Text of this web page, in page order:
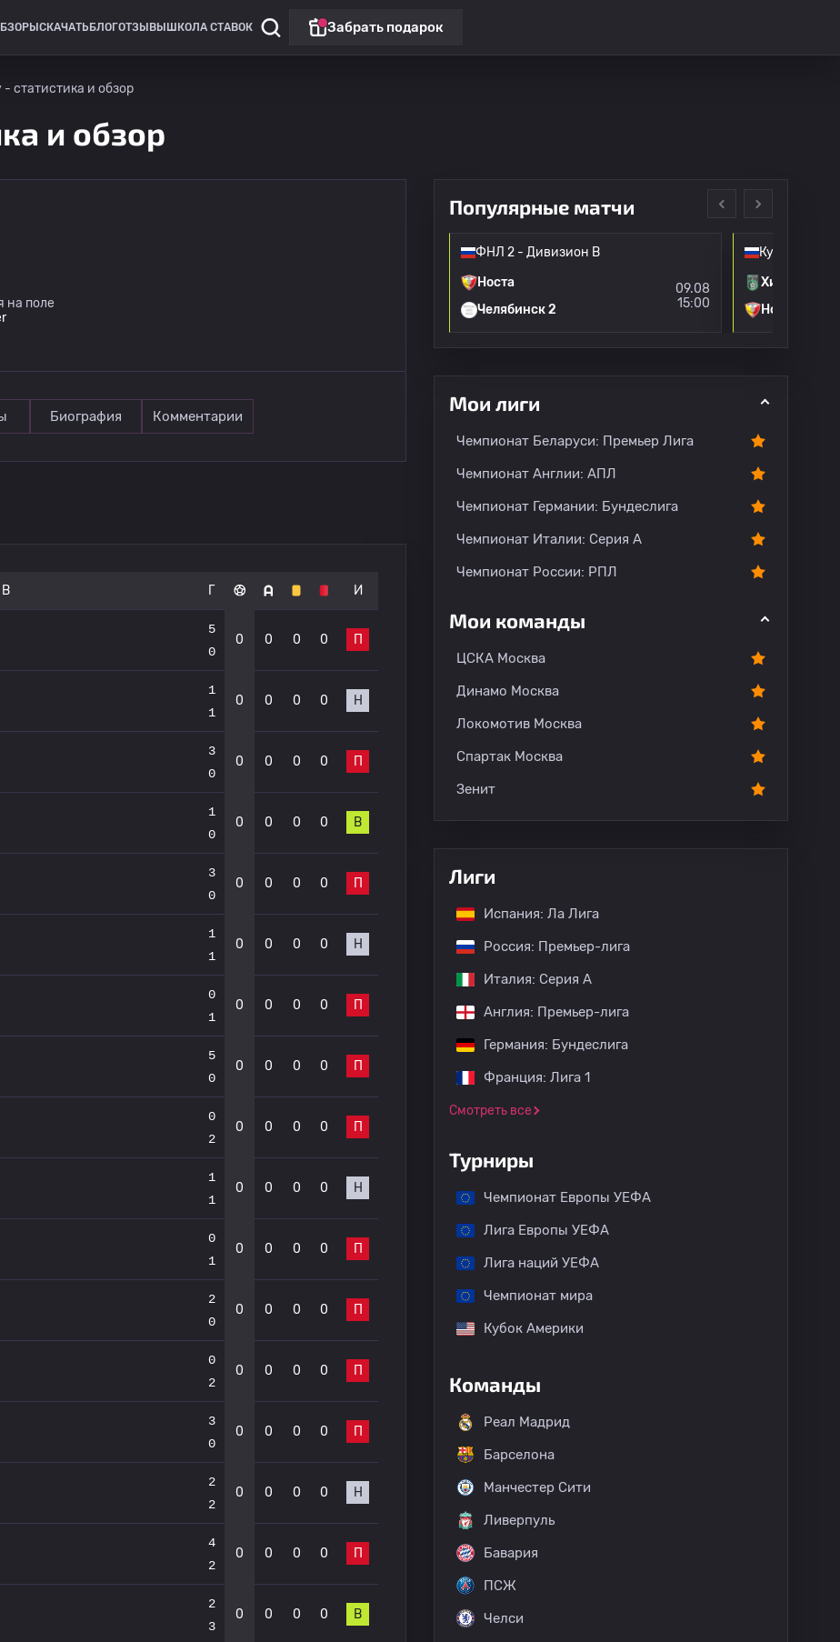
СКАЧАТЬ БЛОГОТЗЫВЫ ШКОЛА СТАВОК Забрать подарок
- статистика и обзор
и обзор
на поле
Биография Комментарии
Г И
5
0
0 0 0 0 П
1
1
0 0 0 0 Н
3
0
0 0 0 0 П
1
0
0 0 0 0 В
3
0
0 0 0 0 П
1
1
0 0 0 0 Н
0
1
0 0 0 0 П
5
0
0 0 0 0 П
0
2
0 0 0 0 П
1
1
0 0 0 0 Н
0
1
0 0 0 0 П
2
0
0 0 0 0 П
0
2
0 0 0 0 П
3
0
0 0 0 0 П
2
2
0 0 0 0 Н
4
2
0 0 0 0 П
2
3
0 0 0 0 В
Популярные матчи
ФНЛ 2 - Дивизион B
Носта
Челябинск 2
09.08
15:00
Кубок
Химик
Носта
Мои лиги
Чемпионат Беларуси: Премьер Лига
Чемпионат Англии: АПЛ
Чемпионат Германии: Бундеслига
Чемпионат Италии: Серия А
Чемпионат России: РПЛ
Мои команды
ЦСКА Москва
Динамо Москва
Локомотив Москва
Спартак Москва
Зенит
Лиги
Испания: Ла Лига
Россия: Премьер-лига
Италия: Серия А
Англия: Премьер-лига
Германия: Бундеслига
Франция: Лига 1
Смотреть все
Турниры
Чемпионат Европы УЕФА
Лига Европы УЕФА
Лига наций УЕФА
Чемпионат мира
Кубок Америки
Команды
Реал Мадрид
Барселона
Манчестер Сити
Ливерпуль
Бавария
ПСЖ
Челси